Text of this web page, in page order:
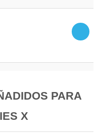
PARA
X